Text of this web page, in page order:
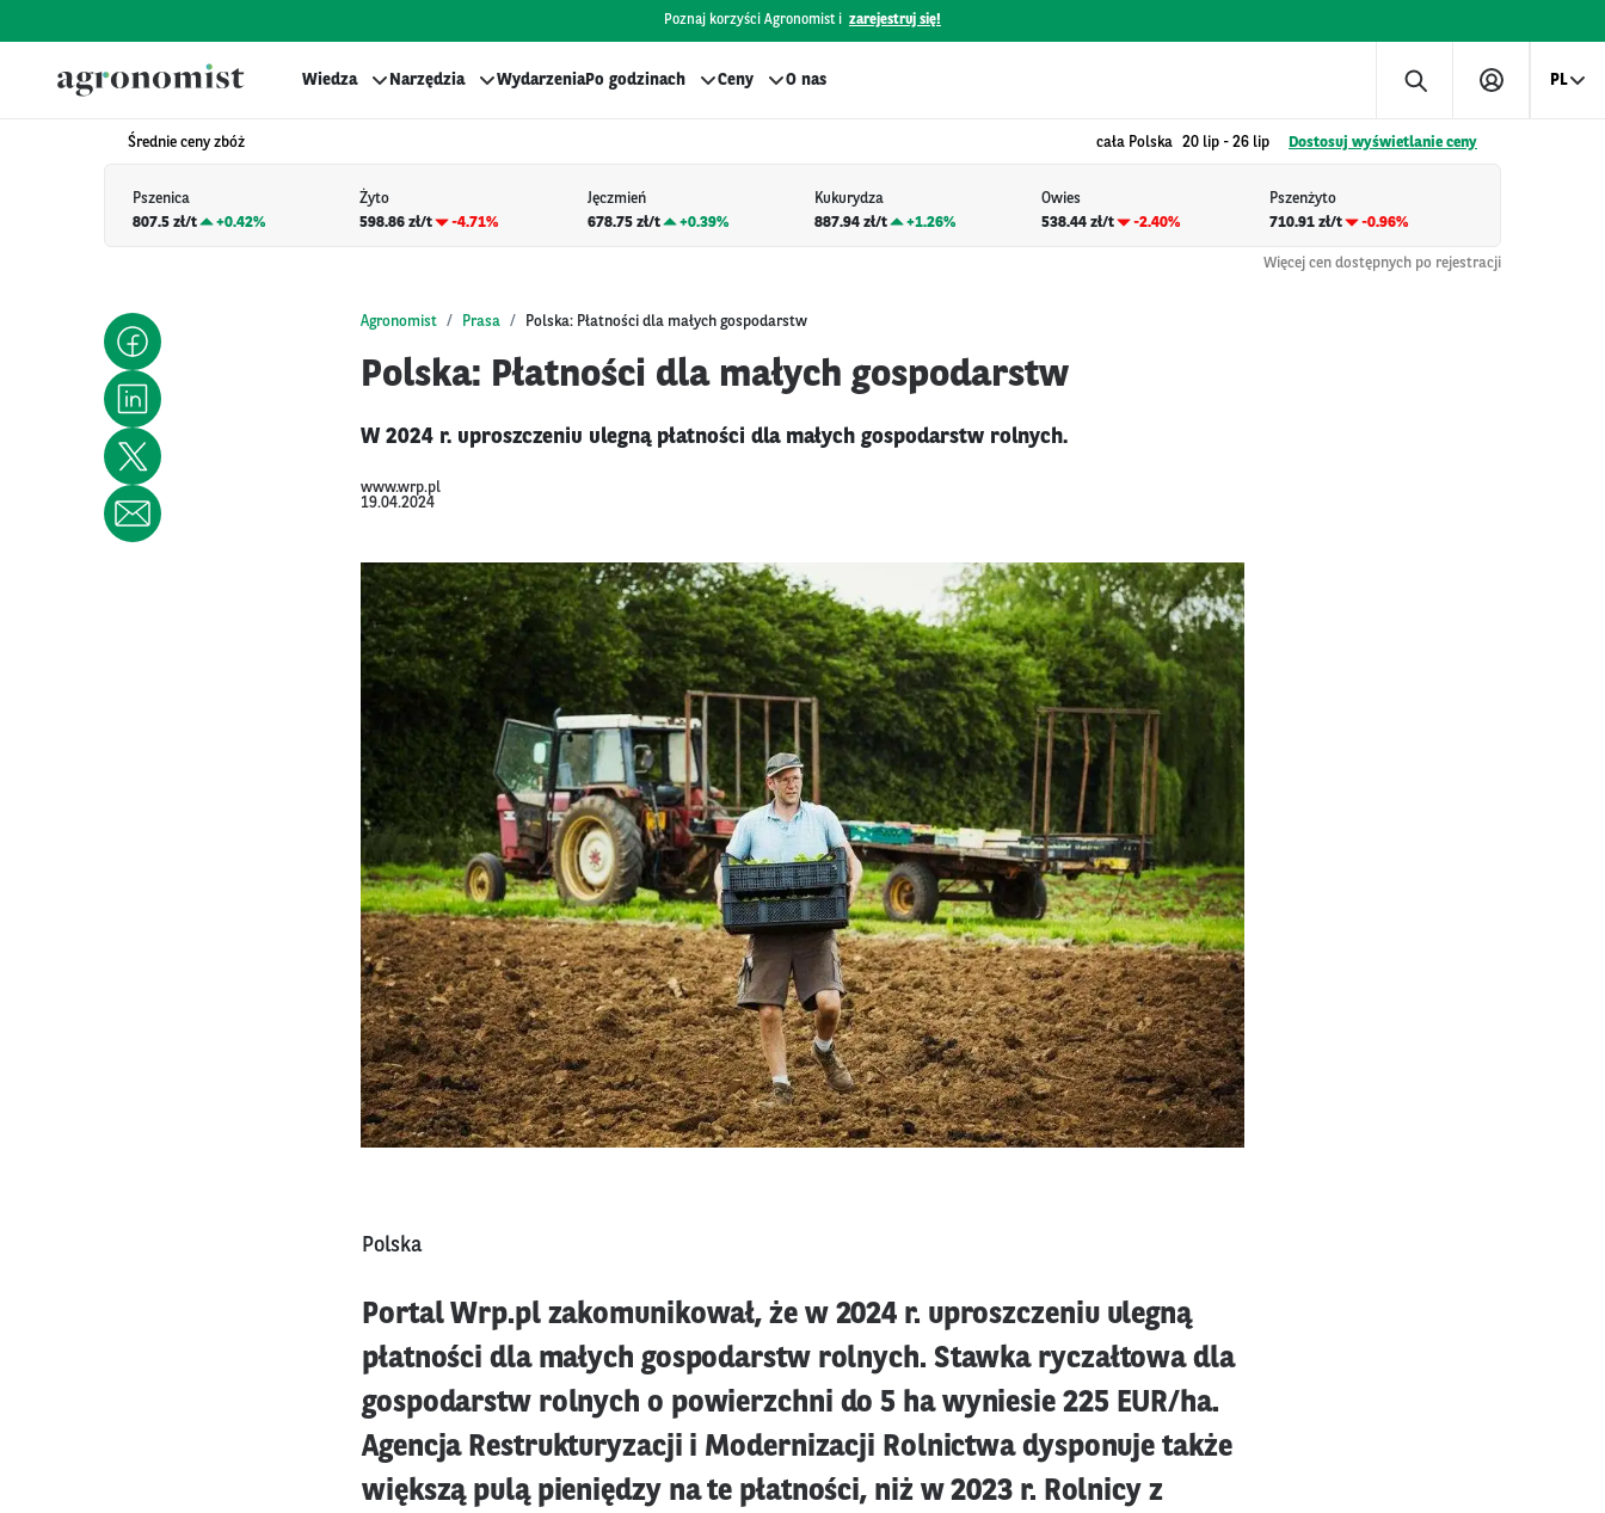
Poznaj korzyści Agronomist i zarejestruj się!
Wiedza Narzędzia WydarzeniaPo godzinach Ceny O nas PL
Średnie ceny zbóż cała Polska 20 lip - 26 lip Dostosuj wyświetlanie ceny
Pszenica
807.5 zł/t
+0.42%
Żyto
598.86 zł/t
-4.71%
Jęczmień
678.75 zł/t
+0.39%
Kukurydza
887.94 zł/t
+1.26%
Owies
538.44 zł/t
-2.40%
Pszenżyto
710.91 zł/t
-0.96%
Więcej cen dostępnych po rejestracji
Agronomist Prasa Polska: Płatności dla małych gospodarstw
Polska: Płatności dla małych gospodarstw
W 2024 r. uproszczeniu ulegną płatności dla małych gospodarstw rolnych.
www.wrp.pl
19.04.2024
Polska
Portal Wrp.pl zakomunikował, że w 2024 r. uproszczeniu ulegną
płatności dla małych gospodarstw rolnych. Stawka ryczałtowa dla
gospodarstw rolnych o powierzchni do 5 ha wyniesie 225 EUR/ha.
Agencja Restrukturyzacji i Modernizacji Rolnictwa dysponuje także
większą pulą pieniędzy na te płatności, niż w 2023 r. Rolnicy z